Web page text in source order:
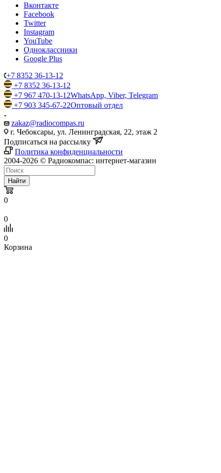
Вконтакте
Facebook
Twitter
Instagram
YouTube
Одноклассники
Google Plus
+7 8352 36-13-12
+7 8352 36-13-12
+7 967 470-13-12WhatsApp, Viber, Telegram
+7 903 345-67-22Оптовый отдел
zakaz@radiocompas.ru
г. Чебоксары, ул. Ленинградская, 22, этаж 2
Подписаться на рассылку
Политика конфиденциальности
2004-2026 © Радиокомпас: интернет-магазин
Найти
0
0
0
Корзина